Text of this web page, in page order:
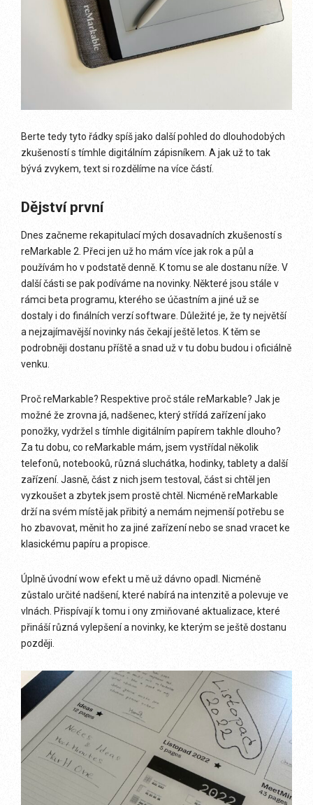
Berte tedy tyto řádky spíš jako další pohled do dlouhodobých
zkušeností s tímhle digitálním zápisníkem. A jak už to tak
bývá zvykem, text si rozdělíme na více částí.
Dějství první
Dnes začneme rekapitulací mých dosavadních zkušeností s
reMarkable 2. Přeci jen už ho mám více jak rok a půl a
používám ho v podstatě denně. K tomu se ale dostanu níže. V
další části se pak podíváme na novinky. Některé jsou stále v
rámci beta programu, kterého se účastním a jiné už se
dostaly i do finálních verzí software. Důležité je, že ty největší
a nejzajímavější novinky nás čekají ještě letos. K těm se
podrobněji dostanu příště a snad už v tu dobu budou i oficiálně
venku.
Proč reMarkable? Respektive proč stále reMarkable? Jak je
možné že zrovna já, nadšenec, který střídá zařízení jako
ponožky, vydržel s tímhle digitálním papírem takhle dlouho?
Za tu dobu, co reMarkable mám, jsem vystřídal několik
telefonů, notebooků, různá sluchátka, hodinky, tablety a další
zařízení. Jasně, část z nich jsem testoval, část si chtěl jen
vyzkoušet a zbytek jsem prostě chtěl. Nicméně reMarkable
drží na svém místě jak přibitý a nemám nejmenší potřebu se
ho zbavovat, měnit ho za jiné zařízení nebo se snad vracet ke
klasickému papíru a propisce.
Úplně úvodní wow efekt u mě už dávno opadl. Nicméně
zůstalo určité nadšení, které nabírá na intenzitě a polevuje ve
vlnách. Přispívají k tomu i ony zmiňované aktualizace, které
přináší různá vylepšení a novinky, ke kterým se ještě dostanu
později.